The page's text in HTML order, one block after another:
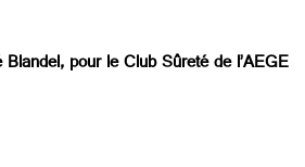
Blandel, pour le Club Sûreté de l’AEGE